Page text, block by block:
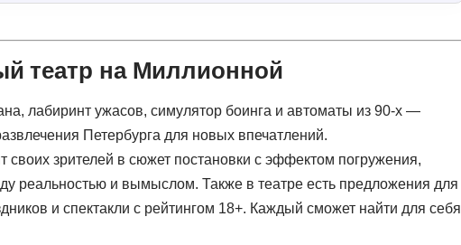
театр на Миллионной
своих зрителей в сюжет постановки с эффектом погружения,
реальностью и вымыслом. Также в театре есть предложения для
и спектакли с рейтингом 18+. Каждый сможет найти для себя